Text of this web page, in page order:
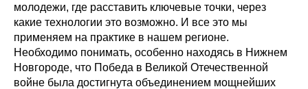
молодежи, где расставить ключевые точки, через
какие технологии это возможно. И все это мы
применяем на практике в нашем регионе.
Необходимо понимать, особенно находясь в Нижнем
Новгороде, что Победа в Великой Отечественной
войне была достигнута объединением мощнейших